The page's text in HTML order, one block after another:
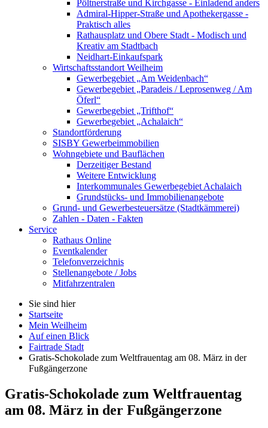
Pöltnerstraße und Kirchgasse - Einladend anders
Admiral-Hipper-Straße und Apothekergasse -
Praktisch alles
Rathausplatz und Obere Stadt - Modisch und
Kreativ am Stadtbach
Neidhart-Einkaufspark
Wirtschaftsstandort Weilheim
Gewerbegebiet „Am Weidenbach“
Gewerbegebiet „Paradeis / Leprosenweg / Am
Öferl“
Gewerbegebiet „Trifthof“
Gewerbegebiet „Achalaich“
Standortförderung
SISBY Gewerbeimmobilien
Wohngebiete und Bauflächen
Derzeitiger Bestand
Weitere Entwicklung
Interkommunales Gewerbegebiet Achalaich
Grundstücks- und Immobilienangebote
Grund- und Gewerbesteuersätze (Stadtkämmerei)
Zahlen - Daten - Fakten
Service
Rathaus Online
Eventkalender
Telefonverzeichnis
Stellenangebote / Jobs
Mitfahrzentralen
Sie sind hier
Startseite
Mein Weilheim
Auf einen Blick
Fairtrade Stadt
Gratis-Schokolade zum Weltfrauentag am 08. März in der
Fußgängerzone
Gratis-Schokolade zum Weltfrauentag
am 08. März in der Fußgängerzone